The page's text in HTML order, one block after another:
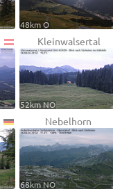
48km O
Kleinwalsertal
52km NO
Nebelhorn
68km NO